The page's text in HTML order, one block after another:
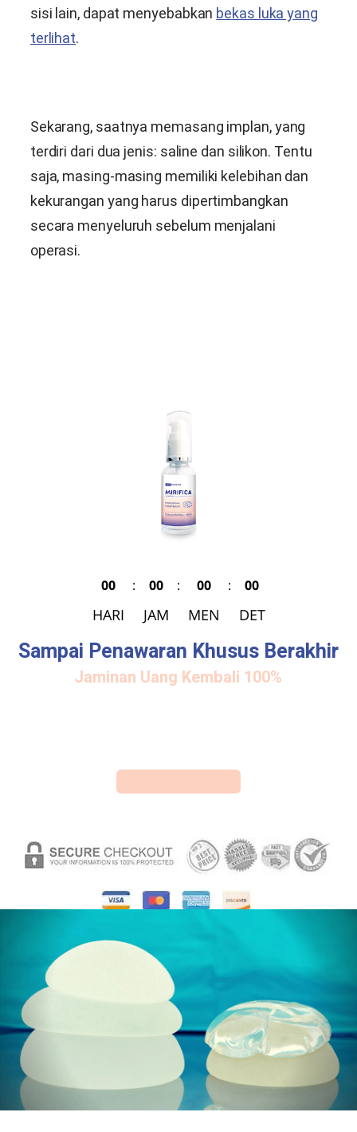
sisi lain, dapat menyebabkan bekas luka yang
terlihat.
Sekarang, saatnya memasang implan, yang
terdiri dari dua jenis: saline dan silikon. Tentu
saja, masing-masing memiliki kelebihan dan
kekurangan yang harus dipertimbangkan
secara menyeluruh sebelum menjalani
operasi.
00
HARI
: 00
JAM
: 00
MEN
: 00
DET
Sampai Penawaran Khusus Berakhir
Jaminan Uang Kembali 100%